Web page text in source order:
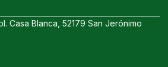
Casa Blanca, 52179 San Jerónimo